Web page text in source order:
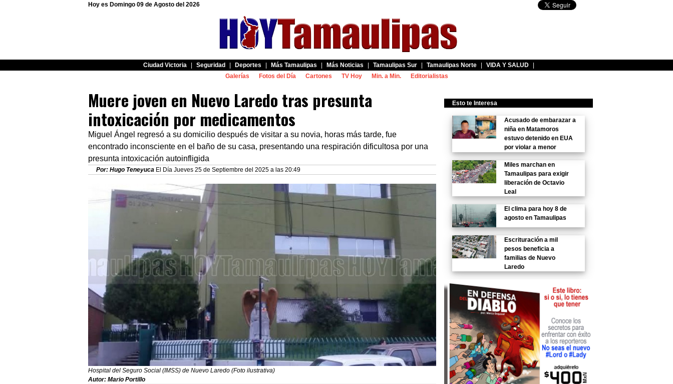
Hoy es Domingo 09 de Agosto del 2026
Ciudad Victoria Seguridad Deportes Más Tamaulipas Más Noticias Tamaulipas Sur Tamaulipas Norte VIDA Y SALUD
Galerías
Fotos del Día Cartones TV Hoy Min. a Min. Editorialistas
Muere joven en Nuevo Laredo tras presunta
intoxicación por medicamentos
Miguel Ángel regresó a su domicilio después de visitar a su novia, horas más tarde, fue
encontrado inconsciente en el baño de su casa, presentando una respiración dificultosa por una
presunta intoxicación autoinfligida
Por: Hugo Teneyuca El Día Jueves 25 de Septiembre del 2025 a las 20:49
Hospital del Seguro Social (IMSS) de Nuevo Laredo (Foto ilustrativa)
Autor: Mario Portillo
Esto te Interesa
Acusado de embarazar a
niña en Matamoros
estuvo detenido en EUA
por violar a menor
Miles marchan en
Tamaulipas para exigir
liberación de Octavio
Leal
El clima para hoy 8 de
agosto en Tamaulipas
Escrituración a mil
pesos beneficia a
familias de Nuevo
Laredo